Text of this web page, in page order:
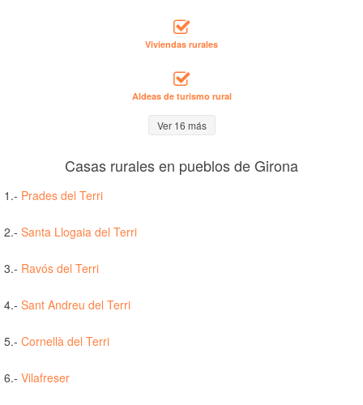
Viviendas rurales
Aldeas de turismo rural
Ver 16 más
Casas rurales en pueblos de Girona
1.- Prades del Terri
2.- Santa Llogaia del Terri
3.- Ravós del Terri
4.- Sant Andreu del Terri
5.- Cornellà del Terri
6.- Vilafreser